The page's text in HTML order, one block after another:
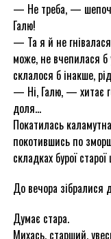
— Не треба, —
Галю!
— Та я й не
може, не вчепилася
склалося б інакше,
— Ні, Галю, — хитає
доля…
Покатилась
покотившись по
складках бурої старої
До вечора зібралися
Думає стара.
Михась, старший,